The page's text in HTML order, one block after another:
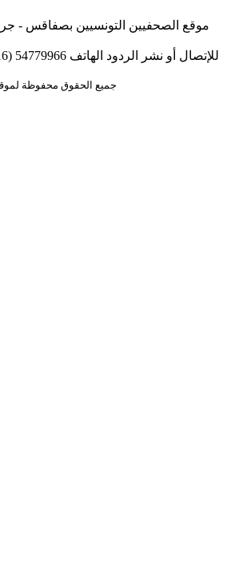
موقع الصحفيين التونسيين بصفاقس -
جميع الحقوق محفوظة لموقع